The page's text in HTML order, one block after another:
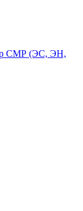
СМР (ЭС, ЭН,